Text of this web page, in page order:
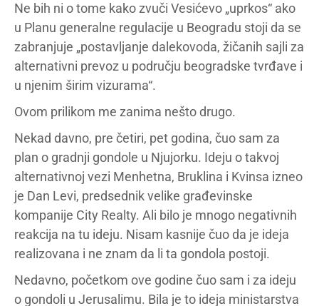
Ne bih ni o tome kako zvuči Vesićevo „uprkos“ ako
u Planu generalne regulacije u Beogradu stoji da se
zabranjuje „postavljanje dalekovoda, žičanih sajli za
alternativni prevoz u području beogradske tvrđave i
u njenim širim vizurama“.
Ovom prilikom me zanima nešto drugo.
Nekad davno, pre četiri, pet godina, čuo sam za
plan o gradnji gondole u Njujorku. Ideju o takvoj
alternativnoj vezi Menhetna, Bruklina i Kvinsa izneo
je Dan Levi, predsednik velike građevinske
kompanije City Realty. Ali bilo je mnogo negativnih
reakcija na tu ideju. Nisam kasnije čuo da je ideja
realizovana i ne znam da li ta gondola postoji.
Nedavno, početkom ove godine čuo sam i za ideju
o gondoli u Jerusalimu. Bila je to ideja ministarstva